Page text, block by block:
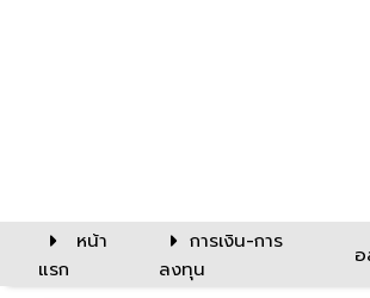
หน้า
แรก
การเงิน-การ
ลงทุน